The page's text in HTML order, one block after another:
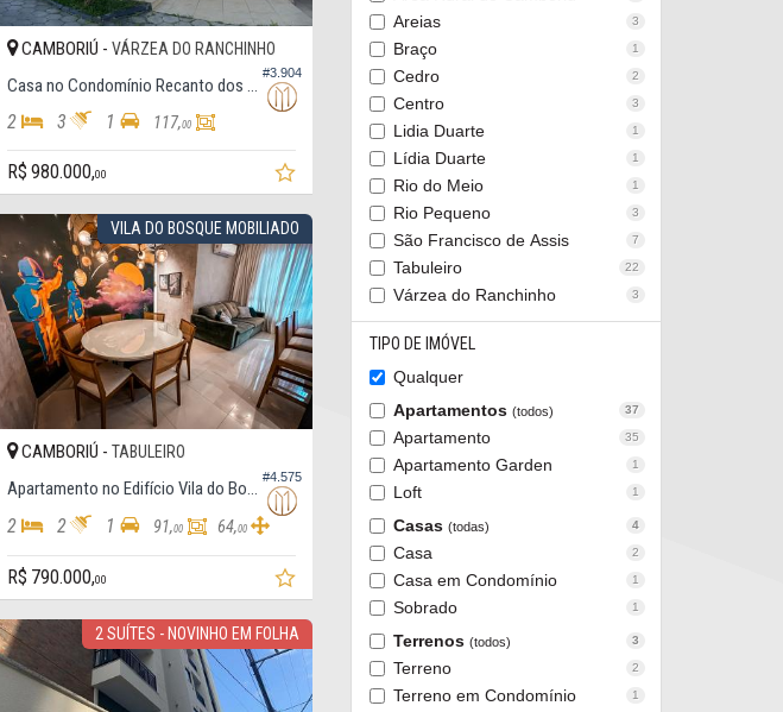
Areias 3
Braço 1
Cedro 2
Centro 3
Lidia Duarte 1
Lídia Duarte 1
Rio do Meio 1
Rio Pequeno 3
São Francisco de Assis 7
Tabuleiro 22
Várzea do Ranchinho 3
TIPO DE IMÓVEL
Qualquer
Apartamentos (todos) 37
Apartamento 35
Apartamento Garden 1
Loft 1
Casas (todas) 4
Casa 2
Casa em Condomínio 1
Sobrado 1
Terrenos (todos) 3
Terreno 2
Terreno em Condomínio 1
#3.904
CAMBORIÚ -VÁRZEA DO RANCHINHO
Casa no Condomínio Recanto dos Pássaros
2 3 1 117,00
R$ 980.000,00
VILA DO BOSQUE MOBILIADO
#4.575
CAMBORIÚ -TABULEIRO
Apartamento no Edifício Vila do Bosque, Apto Tipo
2 2 1 91,00 64,00
R$ 790.000,00
2 SUÍTES - NOVINHO EM FOLHA